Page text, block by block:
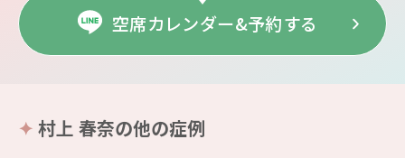
空席カレンダー&予約する
村上 春奈の他の症例